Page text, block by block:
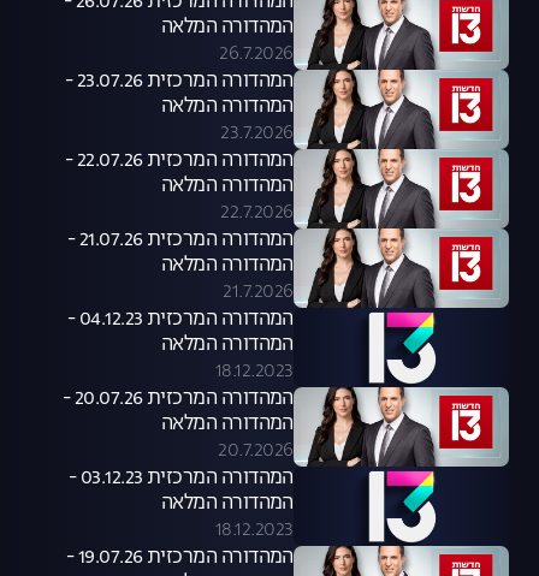
המהדורה המלאה
26.7.2026
המהדורה המרכזית 23.07.26 -
המהדורה המלאה
23.7.2026
המהדורה המרכזית 22.07.26 -
המהדורה המלאה
22.7.2026
המהדורה המרכזית 21.07.26 -
המהדורה המלאה
21.7.2026
המהדורה המרכזית 04.12.23 -
המהדורה המלאה
18.12.2023
המהדורה המרכזית 20.07.26 -
המהדורה המלאה
20.7.2026
המהדורה המרכזית 03.12.23 -
המהדורה המלאה
18.12.2023
המהדורה המרכזית 19.07.26 -